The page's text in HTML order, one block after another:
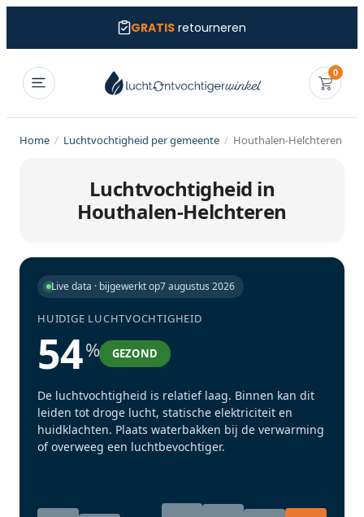
GRATISretourneren
0
Home / Luchtvochtigheid per gemeente / Houthalen-Helchteren
Luchtvochtigheid in
Houthalen-Helchteren
Live data · bijgewerkt op7 augustus 2026
HUIDIGE LUCHTVOCHTIGHEID
54% GEZOND
De luchtvochtigheid is relatief laag. Binnen kan dit
leiden tot droge lucht, statische elektriciteit en
huidklachten. Plaats waterbakken bij de verwarming
of overweeg een luchtbevochtiger.